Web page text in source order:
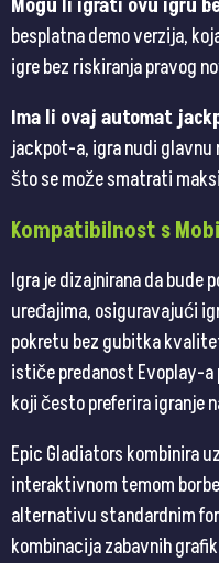
Mogu li igrati ovu igru
besplatna demo verzija,
igre bez riskiranja pravog
Ima li ovaj automat
jackpot-a, igra nudi glavnu
što se može smatrati
Kompatibilnost s
Igra je dizajnirana da bude
uređajima, osiguravajući
pokretu bez gubitka
ističe predanost Evoplay-
koji često preferira igranje
Epic Gladiators kombinira
interaktivnom temom
alternativu standardnim
kombinacija zabavnih